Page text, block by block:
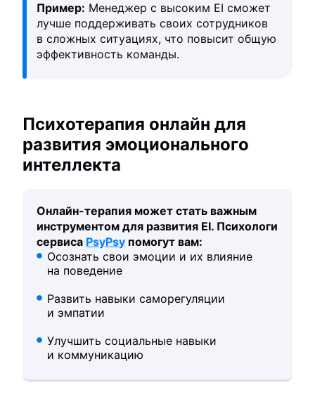
Пример: Менеджер с высоким EI сможет
лучше поддерживать своих сотрудников
в сложных ситуациях, что повысит общую
эффективность команды.
Психотерапия онлайн для
развития эмоционального
интеллекта
Онлайн-терапия может стать важным
инструментом для развития EI. Психологи
сервиса PsyPsy помогут вам:
Осознать свои эмоции и их влияние
на поведение
Развить навыки саморегуляции
и эмпатии
Улучшить социальные навыки
и коммуникацию